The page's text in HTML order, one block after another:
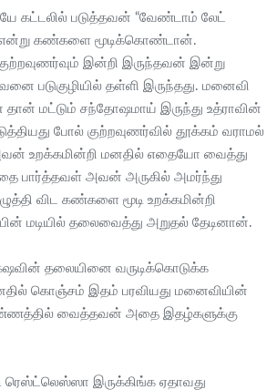
கட்டலில் படுத்தவன் “வேண்டாம் லேட்
என்று கண்களை மூடிக்கொண்டான்.
குற்றவுணர்வும் இன்றி இருந்தவன் இன்று
படுகுழியில் தள்ளி இருந்தது. மனைவி
தான் மட்டும் சந்தோஷமாய் இருந்து உத்ராவின்
போல் குற்றவுணர்வில் தூக்கம் வராமல்
உறக்கமின்றி மனதில் எதையோ வைத்து
பார்த்தவள் அவன் அருகில் அமர்ந்து
விட கண்களை மூடி உறக்கமின்றி
மடியில் தலைவைத்து அறுதல் தேடினான்.
தலையினை வருடிக்கொடுக்க
கொஞ்சம் இதம் பரவியது மனைவியின்
வைத்தவன் அதை இதழ்களுக்கு
இருக்கிங்க ஏதாவது